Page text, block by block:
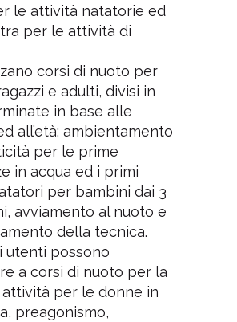
le attività natatorie ed
per le attività di
corsi di nuoto per
e adulti, divisi in
in base alle
all’età: ambientamento
per le prime
in acqua ed i primi
per bambini dai 3
avviamento al nuoto e
della tecnica.
utenti possono
a corsi di nuoto per la
per le donne in
preagonismo,